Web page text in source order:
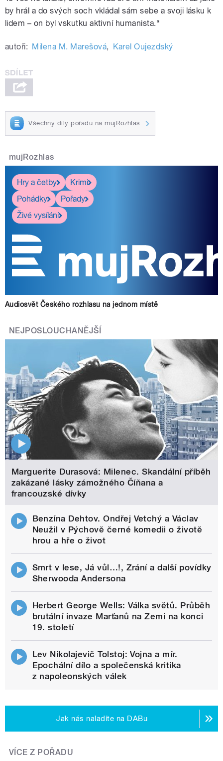
by hrál a do svých soch vkládal sám sebe a svoji lásku k
lidem – on byl vskutku aktivní humanista.“
autoři: Milena M. Marešová, Karel Oujezdský
Všechny díly pořadu na mujRozhlas
mujRozhlas
Hry a četby
Krimi
Pohádky
Pořady
Živé vysílání
Audiosvět Českého rozhlasu na jednom místě
NEJPOSLOUCHANĚJŠÍ
Marguerite Durasová: Milenec. Skandální příběh
zakázané lásky zámožného Číňana a
francouzské dívky
Benzína Dehtov. Ondřej Vetchý a Václav
Neužil v Pýchově černé komedii o životě
hrou a hře o život
Smrt v lese, Já vůl…!, Zrání a další povídky
Sherwooda Andersona
Herbert George Wells: Válka světů. Průběh
brutální invaze Marťanů na Zemi na konci
19. století
Lev Nikolajevič Tolstoj: Vojna a mír.
Epochální dílo a společenská kritika
z napoleonských válek
Jak nás naladíte na DABu
VÍCE Z POŘADU